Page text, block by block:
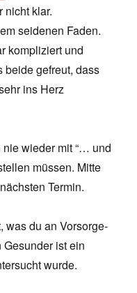
nicht klar.
seidenen Faden.
kompliziert und
beide gefreut, dass
ins Herz
wieder mit “… und
müssen. Mitte
Termin.
was du an Vorsorge-
ist ein
wurde.